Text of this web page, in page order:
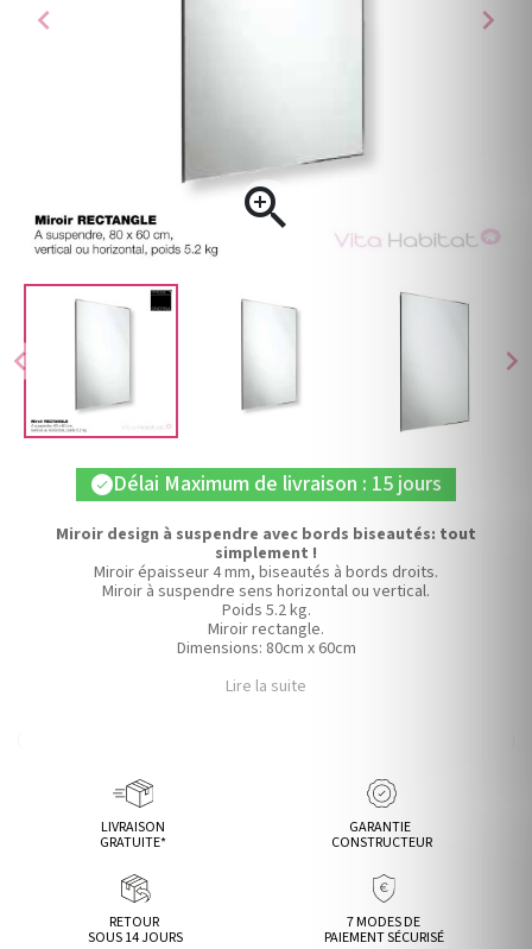
chevron_left chevron_right
chevron_left

chevron_right
check Délai Maximum de livraison : 15 jours
Miroir design à suspendre avec bords biseautés: tout
simplement !
Miroir épaisseur 4 mm, biseautés à bords droits.
Miroir à suspendre sens horizontal ou vertical.
Poids 5.2 kg.
Miroir rectangle.
Dimensions: 80cm x 60cm
Lire la suite
LIVRAISON
GRATUITE*
GARANTIE
CONSTRUCTEUR
RETOUR
SOUS 14 JOURS
7 MODES DE
PAIEMENT SÉCURISÉ